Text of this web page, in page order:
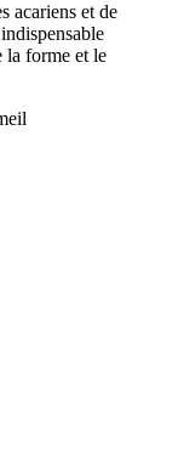
acariens et de
la forme et le